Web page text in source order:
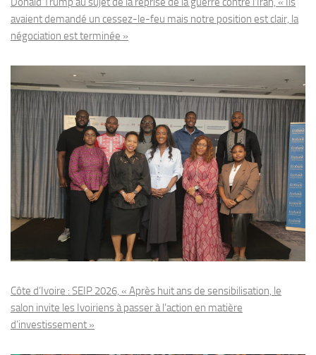
avaient demandé un cessez-le-feu mais notre position est clair, la
négociation est terminée »
Côte d’Ivoire : SEIP 2026, « Après huit ans de sensibilisation, le
salon invite les Ivoiriens à passer à l’action en matière
d’investissement »